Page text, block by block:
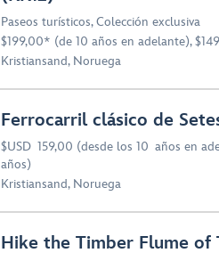
Paseos turísticos,Colección exclusiva
$199,00* (de 10 años en adelante),
Kristiansand, Noruega
Ferrocarril clásico de
$USD 159,00 (desde los 10 años en
años)
Kristiansand, Noruega
Hike the Timber Flume of